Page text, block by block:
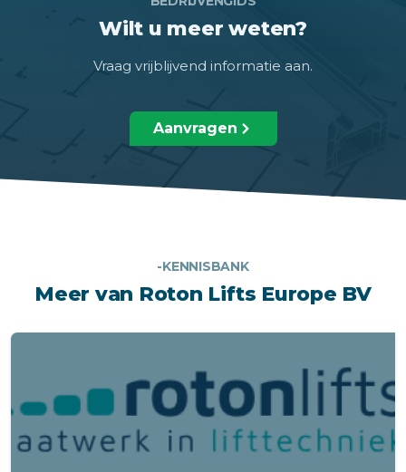
Wilt u meer weten?
Vraag vrijblijvend informatie aan.
Aanvragen
-KENNISBANK
Meer van Roton Lifts Europe BV